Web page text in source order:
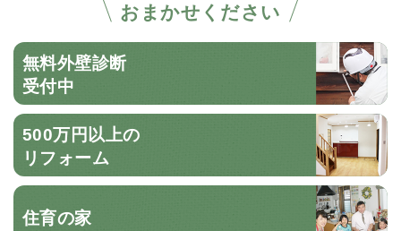
おまかせください
無料外壁診断
受付中
500万円以上の
リフォーム
住育の家